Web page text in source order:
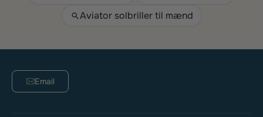
Aviator solbriller til mænd
Email